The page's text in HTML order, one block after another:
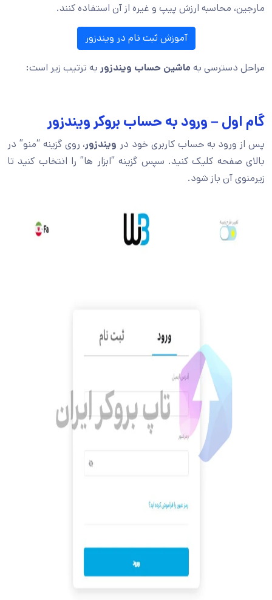
مارجین، محاسبه ارزش پیپ و غیره از آن استفاده کنند.
آموزش ثبت نام در ویندزور
مراحل دسترسی به ماشین حساب ویندزور به ترتیب زیر است:
گام اول – ورود به حساب بروکر ویندزور
پس از ورود به حساب کاربری خود در ویندزور، روی گزینه “منو” در
بالای صفحه کلیک کنید. سپس گزینه “ابزار ها” را انتخاب کنید تا
زیرمنوی آن باز شود.